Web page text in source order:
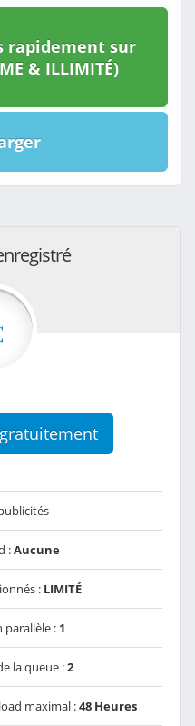
rapidement sur
& ILLIMITÉ)
:Aucune
: LIMITÉ
parallèle : 1
la queue :2
maximal :48 Heures